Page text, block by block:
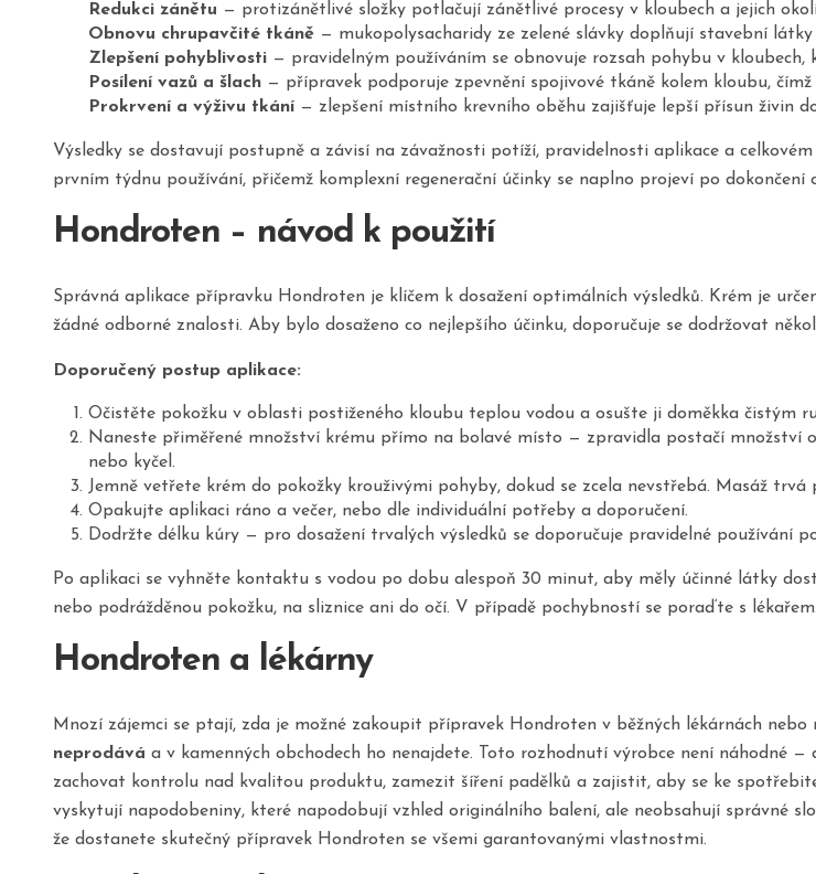
Redukci zánětu — protizánětlivé složky potlačují zánětlivé procesy v kloubech a jejich
Obnovu chrupavčité tkáně — mukopolysacharidy ze zelené slávky doplňují stavební
Zlepšení pohyblivosti — pravidelným používáním se obnovuje rozsah pohybu v
Posílení vazů a šlach — přípravek podporuje zpevnění spojivové tkáně kolem kloubu,
Prokrvení a výživu tkání — zlepšení místního krevního oběhu zajišťuje lepší přísun živin
Výsledky se dostavují postupně a závisí na závažnosti potíží, pravidelnosti aplikace a
prvním týdnu používání, přičemž komplexní regenerační účinky se naplno projeví po dokončení
Hondroten – návod k použití
Správná aplikace přípravku Hondroten je klíčem k dosažení optimálních výsledků. Krém je
žádné odborné znalosti. Aby bylo dosaženo co nejlepšího účinku, doporučuje se dodržovat
Doporučený postup aplikace:
Očistěte pokožku v oblasti postiženého kloubu teplou vodou a osušte ji doměkka čistým
Naneste přiměřené množství krému přímo na bolavé místo — zpravidla postačí množství
nebo kyčel.
Jemně vetřete krém do pokožky krouživými pohyby, dokud se zcela nevstřebá. Masáž trvá
Opakujte aplikaci ráno a večer, nebo dle individuální potřeby a doporučení.
Dodržte délku kúry — pro dosažení trvalých výsledků se doporučuje pravidelné používání
Po aplikaci se vyhněte kontaktu s vodou po dobu alespoň 30 minut, aby měly účinné látky
nebo podrážděnou pokožku, na sliznice ani do očí. V případě pochybností se poraďte s lékařem.
Hondroten a lékárny
Mnozí zájemci se ptají, zda je možné zakoupit přípravek Hondroten v běžných lékárnách nebo
neprodává a v kamenných obchodech ho nenajdete. Toto rozhodnutí výrobce není náhodné
zachovat kontrolu nad kvalitou produktu, zamezit šíření padělků a zajistit, aby se ke
vyskytují napodobeniny, které napodobují vzhled originálního balení, ale neobsahují správné
že dostanete skutečný přípravek Hondroten se všemi garantovanými vlastnostmi.